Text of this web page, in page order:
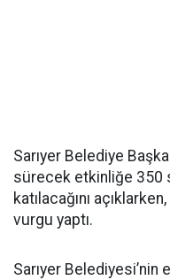
Sarıyer Belediye
sürecek etkinliğe 350
katılacağını
vurgu yaptı.
Sarıyer